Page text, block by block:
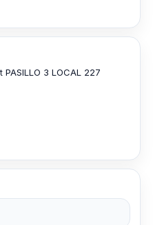
3 LOCAL 227